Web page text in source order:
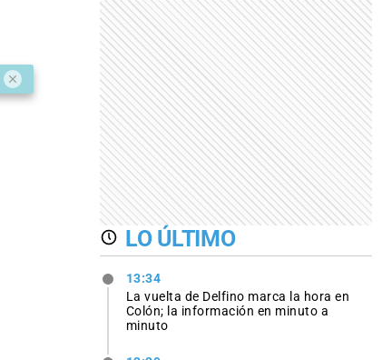
LO ÚLTIMO
13:34
La vuelta de Delfino marca la hora en
Colón; la información en minuto a
minuto